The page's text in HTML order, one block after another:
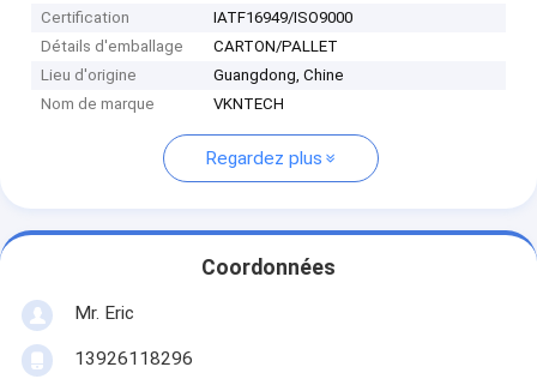
Certification
IATF16949/ISO9000
Détails d'emballage
CARTON/PALLET
Lieu d'origine
Guangdong, Chine
Nom de marque
VKNTECH
Regardez plus
Coordonnées
Mr. Eric
13926118296